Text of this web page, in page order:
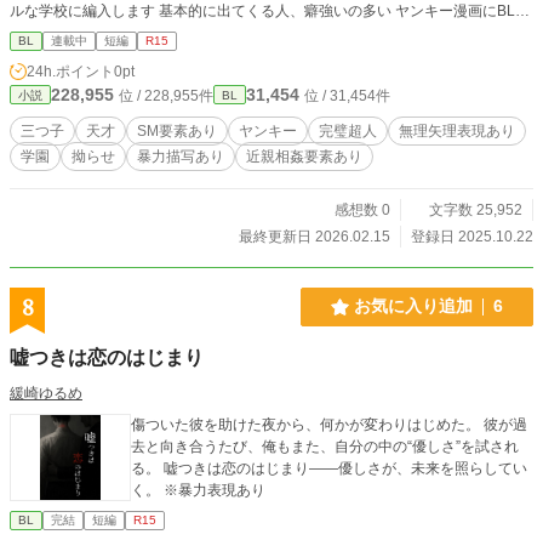
は逃げることなくその想いに応えるのだった。 ※カクヨム掲載の加筆修正版
ルな学校に編入します 基本的に出てくる人、癖強いの多い ヤンキー漫画にBLを
追加したような話です ギャグとシリアスどっちもあります 恋愛発展まで時間か
かるかも、、、
BL 連載中 短編 R15
24h.ポイント 0pt
小説 228,955 位 / 228,955件 BL 31,454 位 / 31,454件
三つ子 天才 SM要素あり ヤンキー 完璧超人
無理矢理表現あり
学園
拗らせ 暴力描写あり 近親相姦要素あり
感想数 0
文字数 25,952
最終更新日 2026.02.15
登録日 2025.10.22
8 お気に入り追加 6
嘘つきは恋のはじまり
緩崎ゆるめ
傷ついた彼を助けた夜から、何かが変わりはじめた。 彼が過
去と向き合うたび、俺もまた、自分の中の“優しさ”を試され
る。 嘘つきは恋のはじまり——優しさが、未来を照らしてい
く。 ※暴力表現あり
BL 完結 短編 R15